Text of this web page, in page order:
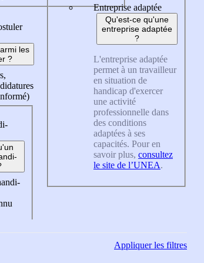
les
?
Entreprise adaptée
Qu'est-ce qu'une
entreprise adaptée
?
L'entreprise adaptée
permet à un travailleur
en situation de
handicap d'exercer
une activité
professionnelle dans
des conditions
adaptées à ses
capacités. Pour en
savoir plus, consultez
le site de l’UNEA.
Appliquerles filtres